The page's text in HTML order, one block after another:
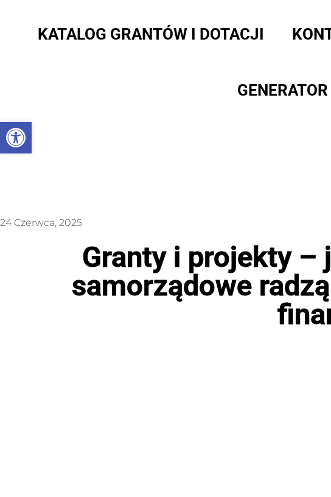
Otwórz pasek narzędzi
KATALOG GRANTÓW I DOTACJI
GENERATOR
24 Czerwca, 2025
Granty i projekty –
samorządowe